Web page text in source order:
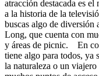
atracción destacada es
a la historia de la
buscas algo de diversión
Long, que cuenta con
y áreas de picnic. En
tiene algo para todos, ya
la naturaleza o un